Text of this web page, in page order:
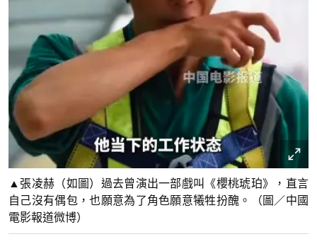
▲張凌赫（如圖）過去曾演出一部戲叫《櫻桃琥珀》，直言
自己沒有偶包，也願意為了角色願意犧牲扮醜。（圖／中國
電影報道微博）